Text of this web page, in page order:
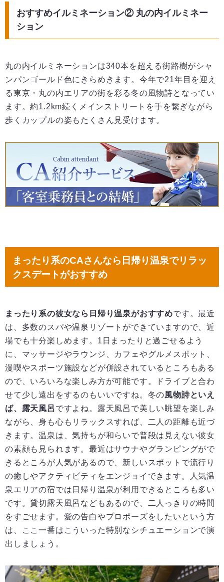
おすすめイルミネーション② 丸の内イルミネー
ション
丸の内イルミネーションは340本を超える街路樹がシャ
ンパンゴールド色にきらめきます。今年で21年目を迎え
る東京・丸の内エリアの街を彩る冬の風物詩となってい
ます。約1.2km続くメインストリートを手を繋ぎながら
歩くカップルの姿もたくさん見受けます。
まったり系のCAさんなら日帰り温泉でリラッ
クスデートがおすすめ
まったり系の彼女なら日帰り温泉がおすすめです。最近
は、多数のスパや温泉リゾートができていますので、近
場でも十分楽しめます。1日まったりと過ごせるよう
に、マッサージやラウンジ、カフェやグルメスポット、
漫喫やスポーツ施設などが併設されているところもある
ので、いろいろな楽しみ方が可能です。ドライブと合わ
せて少し遠出をするのもいいですね。冬の風物詩といえ
ば、露天風呂ですよね。露天風呂で美しい眺望を楽しみ
ながら、身も心もリラックスすれば、二人の距離も近づ
きます。温泉は、気持ちが和らいで普段は見えない彼女
の素顔も見られます。最近はサウナやグランピングがで
きるところが人気があるので、新しいスポットで流行り
の癒しやアクティビティをエンジョイできます。人気温
泉エリアの宿では日帰り温泉が利用できるところも多い
です。貸切露天風呂などもあるので、二人っきりの時間
をすごせます。愛の告白やプロポーズをしたいという方
は、ここ一番はこういった特別なシチュエーションで演
出しましょう。